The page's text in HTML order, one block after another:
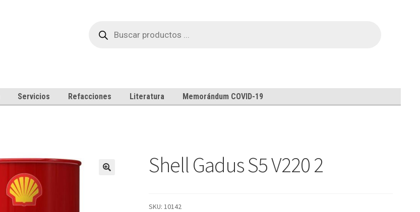
productos
Servicios Refacciones Literatura Memorándum COVID-19
Shell Gadus S5 V220 2
SKU:10142